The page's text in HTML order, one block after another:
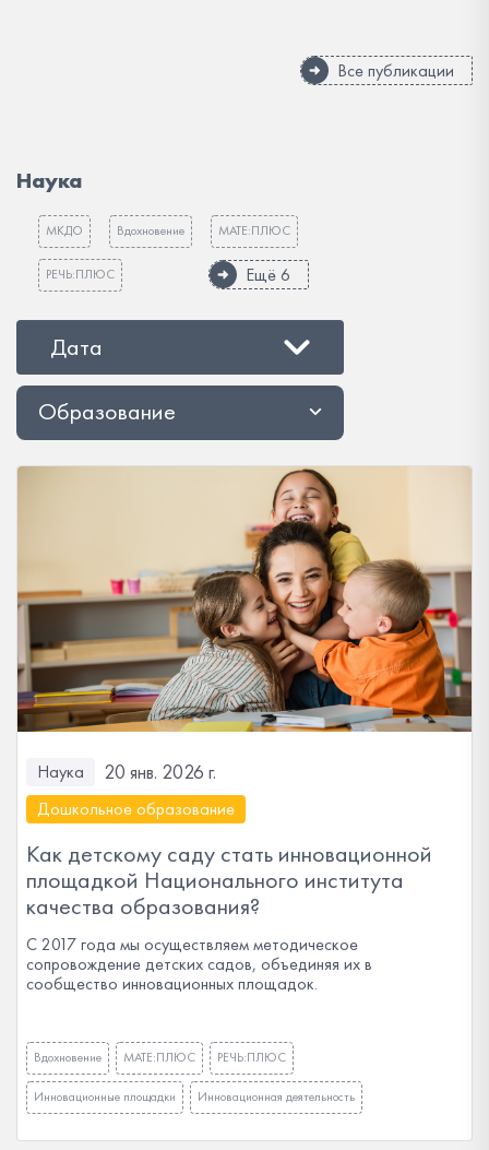
Все публикации
Наука
МКДО Вдохновение МАТЕ:ПЛЮС
РЕЧЬ:ПЛЮС Ещё 6
Дата
Образование
Наука 20 янв. 2026 г.
Дошкольное образование
Как детскому саду стать инновационной
площадкой Национального института
качества образования?
С 2017 года мы осуществляем методическое
сопровождение детских садов, объединяя их в
сообщество инновационных площадок.
Вдохновение МАТЕ:ПЛЮС РЕЧЬ:ПЛЮС
Инновационные площадки Инновационная деятельность